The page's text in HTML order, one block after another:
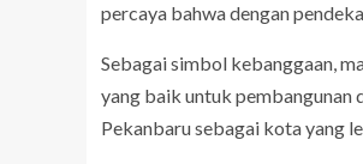
percaya bahwa dengan
Sebagai simbol kebanggaan,
yang baik untuk pembangunan
Pekanbaru sebagai kota yang